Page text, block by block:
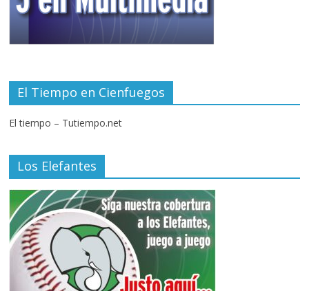
El Tiempo en Cienfuegos
El tiempo – Tutiempo.net
Los Elefantes